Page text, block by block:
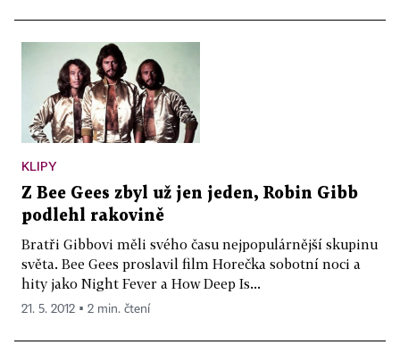
KLIPY
Z Bee Gees zbyl už jen jeden, Robin Gibb
podlehl rakovině
Bratři Gibbovi měli svého času nejpopulárnější skupinu
světa. Bee Gees proslavil film Horečka sobotní noci a
hity jako Night Fever a How Deep Is...
21. 5. 2012 ▪ 2 min. čtení